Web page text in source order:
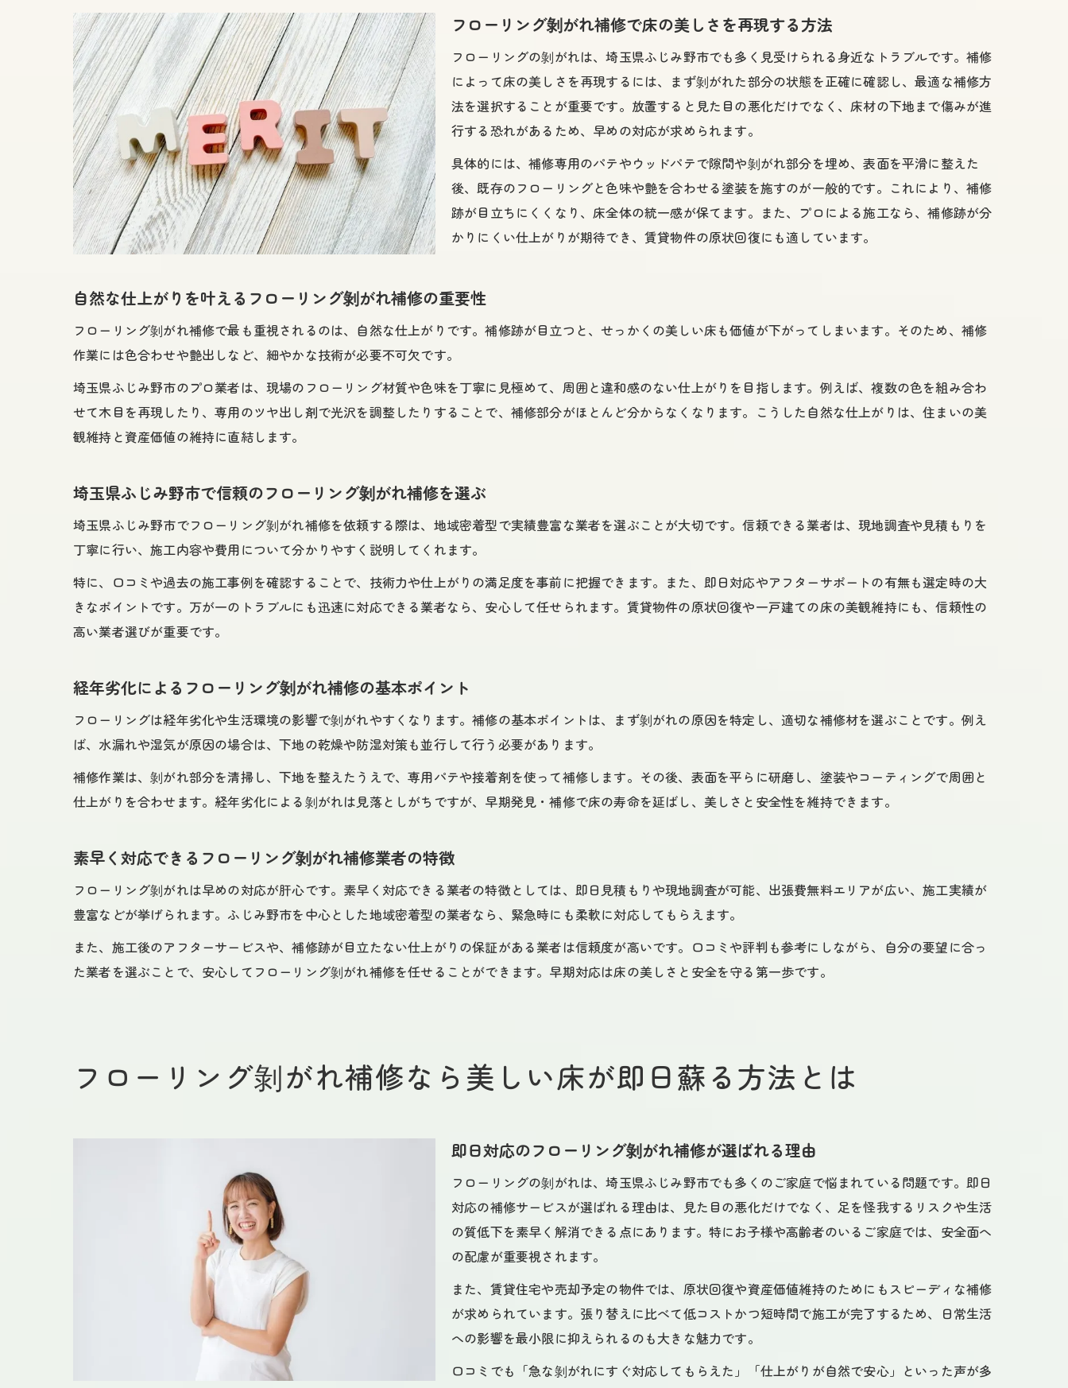
プロによるフローリング剝がれ補修の高品質な施工法
剝がれた部分に適したフローリング剝がれ補修材の選び方
短時間で仕上がるフローリング剝がれ補修の実例紹介
補修後も安心のフローリング剝がれ補修チェックポイント
剝がれた原因別フローリング剝がれ補修のコツ
賃貸で安心！フローリング剝がれ補修の失敗ゼロ術
賃貸物件でも安心なフローリング剝がれ補修の選択肢
フローリング剝がれ補修で原状回復をスムーズに実現
補修跡がバレにくいフローリング剝がれ補修の方法
フローリング剝がれ補修で退去時のトラブルを防ぐコツ
損傷状況別フローリング剝がれ補修の最適な進め方
補修跡が残らないフローリング剝がれ補修の秘訣
フローリング剝がれ補修で素材の風合いを活かす技術
フローリング剝がれ補修費用と即日対応の現実的な解決策
見積もりで失敗しないフローリング剝がれ補修のコツ
フローリング剝がれ補修で床の美しさを再現する方法
フローリングの剝がれは、埼玉県ふじみ野市でも多く見受けられる身近なトラブルです。補修
によって床の美しさを再現するには、まず剝がれた部分の状態を正確に確認し、最適な補修方
法を選択することが重要です。放置すると見た目の悪化だけでなく、床材の下地まで傷みが進
行する恐れがあるため、早めの対応が求められます。
具体的には、補修専用のパテやウッドパテで隙間や剝がれ部分を埋め、表面を平滑に整えた
後、既存のフローリングと色味や艶を合わせる塗装を施すのが一般的です。これにより、補修
跡が目立ちにくくなり、床全体の統一感が保てます。また、プロによる施工なら、補修跡が分
かりにくい仕上がりが期待でき、賃貸物件の原状回復にも適しています。
自然な仕上がりを叶えるフローリング剝がれ補修の重要性
フローリング剝がれ補修で最も重視されるのは、自然な仕上がりです。補修跡が目立つと、せっかくの美しい床も価値が下がってしまいます。そのため、補修
作業には色合わせや艶出しなど、細やかな技術が必要不可欠です。
埼玉県ふじみ野市のプロ業者は、現場のフローリング材質や色味を丁寧に見極めて、周囲と違和感のない仕上がりを目指します。例えば、複数の色を組み合わ
せて木目を再現したり、専用のツヤ出し剤で光沢を調整したりすることで、補修部分がほとんど分からなくなります。こうした自然な仕上がりは、住まいの美
観維持と資産価値の維持に直結します。
埼玉県ふじみ野市で信頼のフローリング剝がれ補修を選ぶ
埼玉県ふじみ野市でフローリング剝がれ補修を依頼する際は、地域密着型で実績豊富な業者を選ぶことが大切です。信頼できる業者は、現地調査や見積もりを
丁寧に行い、施工内容や費用について分かりやすく説明してくれます。
特に、口コミや過去の施工事例を確認することで、技術力や仕上がりの満足度を事前に把握できます。また、即日対応やアフターサポートの有無も選定時の大
きなポイントです。万が一のトラブルにも迅速に対応できる業者なら、安心して任せられます。賃貸物件の原状回復や一戸建ての床の美観維持にも、信頼性の
高い業者選びが重要です。
経年劣化によるフローリング剝がれ補修の基本ポイント
フローリングは経年劣化や生活環境の影響で剝がれやすくなります。補修の基本ポイントは、まず剝がれの原因を特定し、適切な補修材を選ぶことです。例え
ば、水漏れや湿気が原因の場合は、下地の乾燥や防湿対策も並行して行う必要があります。
補修作業は、剝がれ部分を清掃し、下地を整えたうえで、専用パテや接着剤を使って補修します。その後、表面を平らに研磨し、塗装やコーティングで周囲と
仕上がりを合わせます。経年劣化による剝がれは見落としがちですが、早期発見・補修で床の寿命を延ばし、美しさと安全性を維持できます。
素早く対応できるフローリング剝がれ補修業者の特徴
フローリング剝がれは早めの対応が肝心です。素早く対応できる業者の特徴としては、即日見積もりや現地調査が可能、出張費無料エリアが広い、施工実績が
豊富などが挙げられます。ふじみ野市を中心とした地域密着型の業者なら、緊急時にも柔軟に対応してもらえます。
また、施工後のアフターサービスや、補修跡が目立たない仕上がりの保証がある業者は信頼度が高いです。口コミや評判も参考にしながら、自分の要望に合っ
た業者を選ぶことで、安心してフローリング剝がれ補修を任せることができます。早期対応は床の美しさと安全を守る第一歩です。
フローリング剝がれ補修なら美しい床が即日蘇る方法とは
即日対応のフローリング剝がれ補修が選ばれる理由
フローリングの剝がれは、埼玉県ふじみ野市でも多くのご家庭で悩まれている問題です。即日
対応の補修サービスが選ばれる理由は、見た目の悪化だけでなく、足を怪我するリスクや生活
の質低下を素早く解消できる点にあります。特にお子様や高齢者のいるご家庭では、安全面へ
の配慮が重要視されます。
また、賃貸住宅や売却予定の物件では、原状回復や資産価値維持のためにもスピーディな補修
が求められています。張り替えに比べて低コストかつ短時間で施工が完了するため、日常生活
への影響を最小限に抑えられるのも大きな魅力です。
口コミでも「急な剝がれにすぐ対応してもらえた」「仕上がりが自然で安心」といった声が多